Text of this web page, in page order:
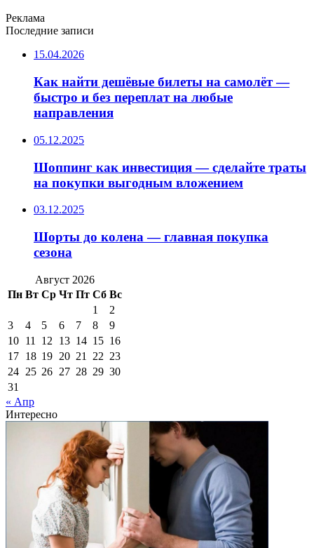
Реклама
Последние записи
15.04.2026
Как найти дешёвые билеты на самолёт —
быстро и без переплат на любые
направления
05.12.2025
Шоппинг как инвестиция — сделайте траты
на покупки выгодным вложением
03.12.2025
Шорты до колена — главная покупка
сезона
Август 2026
Пн Вт Ср Чт Пт Сб Вс
1
2
3
4 5 6 7 8
9
10 11 12 13 14 15 16
17 18 19 20 21 22 23
24 25 26 27 28 29 30
31
« Апр
Интересно